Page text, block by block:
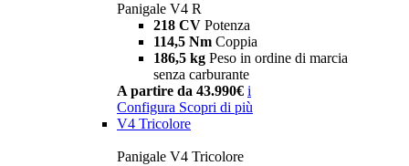
Panigale V4 R
218 CV Potenza
114,5 Nm Coppia
186,5 kg Peso in ordine di marcia
senza carburante
A partire da 43.990€ i
Configura Scopri di più
V4 Tricolore
Panigale V4 Tricolore